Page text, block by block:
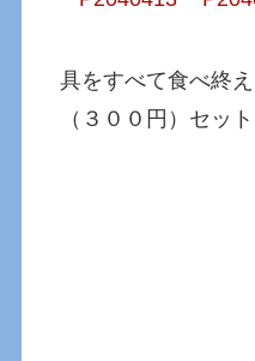
具をすべて食べ終え
（３００円）セッ